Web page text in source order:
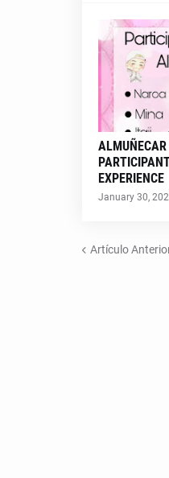
EXPERIENCE
January 30,
Artículo